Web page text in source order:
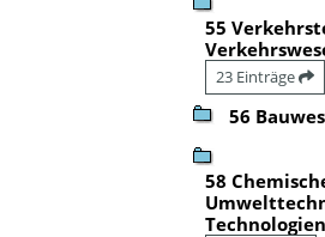
55
23 Einträge
56
58
Technologien